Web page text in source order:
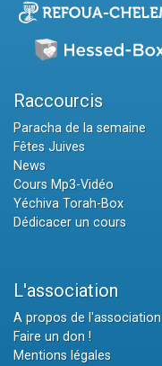
Raccourcis
Paracha de la semaine
Fêtes Juives
News
Cours Mp3-Vidéo
Yéchiva Torah-Box
Dédicacer un cours
L'association
A propos de l'association
Faire un don !
Mentions légales